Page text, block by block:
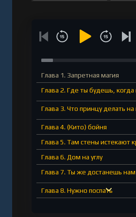
Глава 1. Запретная магия
Глава 2. Где ты будешь, когда
Глава 3. Что принцу делать на
Глава 4. (Кито) бойня
Глава 5. Там стены истекают
Глава 6. Дом на углу
Глава 7. Ты же достанешь
Глава 8. Нужно поспать